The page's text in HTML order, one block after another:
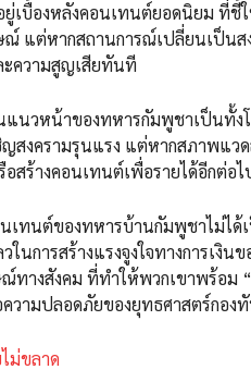
เบื้องหลังคอนเทนต์ยอดนิยม ที่
ณ์ แต่หากสถานการณ์เปลี่ยนเป็น
ะความสูญเสียทันที
นวหน้าของทหารกัมพูชาเป็นทั้ง
สงครามรุนแรง แต่หากสภาพแว
สร้างคอนเทนต์เพื่อรายได้อีกต่อไ
เทนต์ของทหารบ้านกัมพูชาไม่ไ
นการสร้างแรงจูงใจทางการเงิ
ทางสังคม ที่ทำให้พวกเขาพร้อม
วามปลอดภัยของยุทธศาสตร์กอง
ม่ขลาด